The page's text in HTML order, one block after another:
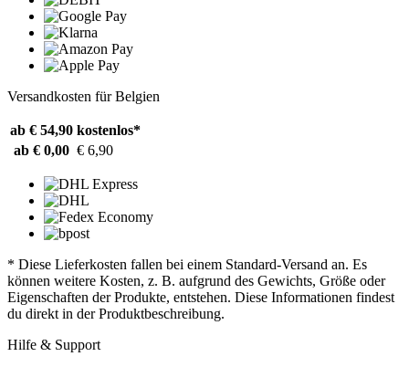
Versandkosten für Belgien
ab € 54,90 kostenlos*
ab € 0,00 € 6,90
* Diese Lieferkosten fallen bei einem Standard-Versand an. Es
können weitere Kosten, z. B. aufgrund des Gewichts, Größe oder
Eigenschaften der Produkte, entstehen. Diese Informationen findest
du direkt in der Produktbeschreibung.
Hilfe & Support